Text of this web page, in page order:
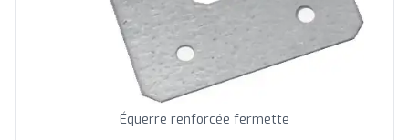
Équerre renforcée fermette